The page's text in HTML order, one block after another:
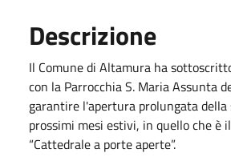
Descrizione
Il Comune di Altamura ha
con la Parrocchia S. Maria Assunta
garantire l'apertura prolungata della
prossimi mesi estivi, in quello che è
“Cattedrale a porte aperte”.